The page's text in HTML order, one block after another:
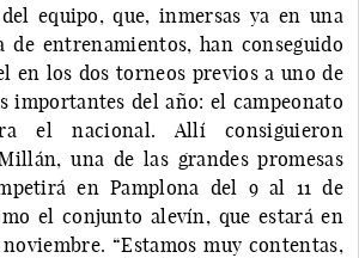
equipo, que, inmersas ya en una
de entrenamientos, han conseguido
en los dos torneos previos a uno de
importantes del año: el campeonato
el nacional. Allí consiguieron
una de las grandes promesas
en Pamplona del 9 al 11 de
el conjunto alevín, que estará en
“Estamos muy contentas,